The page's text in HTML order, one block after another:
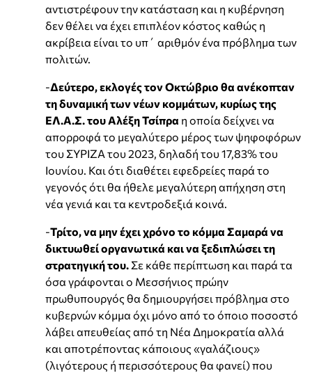
αντιστρέφουν την κατάσταση και η κυβέρνηση
δεν θέλει να έχει επιπλέον κόστος καθώς η
ακρίβεια είναι το υπ΄ αριθμόν ένα πρόβλημα των
πολιτών.
-Δεύτερο, εκλογές τον Οκτώβριο θα ανέκοπταν
τη δυναμική των νέων κομμάτων, κυρίως της
ΕΛ.Α.Σ. του Αλέξη Τσίπρα η οποία δείχνει να
απορροφά το μεγαλύτερο μέρος των ψηφοφόρων
του ΣΥΡΙΖΑ του 2023, δηλαδή του 17,83% του
Ιουνίου. Και ότι διαθέτει εφεδρείες παρά το
γεγονός ότι θα ήθελε μεγαλύτερη απήχηση στη
νέα γενιά και τα κεντροδεξιά κοινά.
-Τρίτο, να μην έχει χρόνο το κόμμα Σαμαρά να
δικτυωθεί οργανωτικά και να ξεδιπλώσει τη
στρατηγική του. Σε κάθε περίπτωση και παρά τα
όσα γράφονται ο Μεσσήνιος πρώην
πρωθυπουργός θα δημιουργήσει πρόβλημα στο
κυβερνών κόμμα όχι μόνο από το όποιο ποσοστό
λάβει απευθείας από τη Νέα Δημοκρατία αλλά
και αποτρέποντας κάποιους «γαλάζιους»
(λιγότερους ή περισσότερους θα φανεί) που